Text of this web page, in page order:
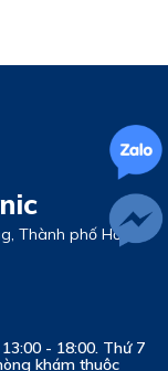
Thành phố Hồ Chí
- 18:00. Thứ 7
khám thuộc